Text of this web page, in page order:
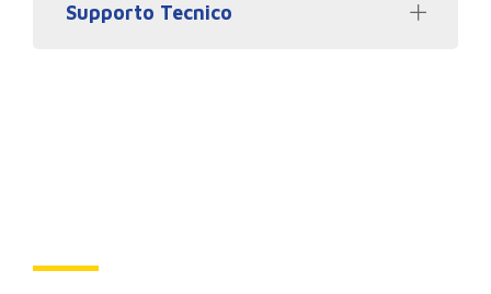
Supporto Tecnico